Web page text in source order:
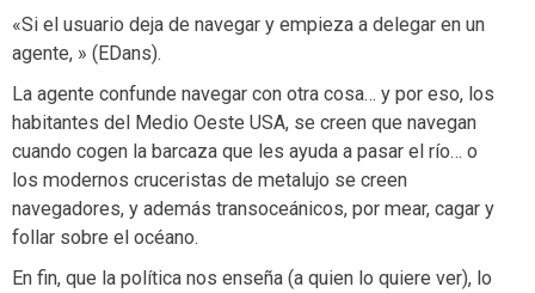
«Si el usuario deja de navegar y empieza a delegar en un
agente, » (EDans).
La agente confunde navegar con otra cosa… y por eso, los
habitantes del Medio Oeste USA, se creen que navegan
cuando cogen la barcaza que les ayuda a pasar el río… o
los modernos cruceristas de metalujo se creen
navegadores, y además transoceánicos, por mear, cagar y
follar sobre el océano.
En fin, que la política nos enseña (a quien lo quiere ver), lo